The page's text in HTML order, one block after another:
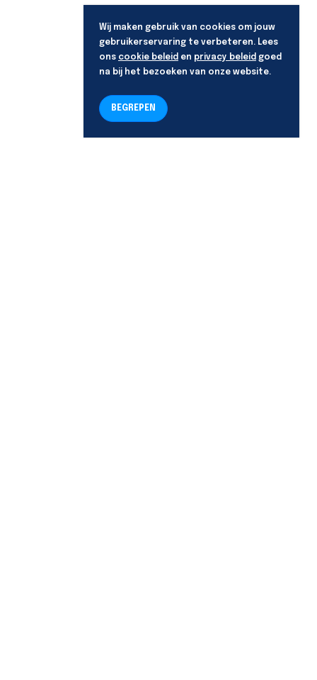
Wij maken gebruik van cookies om jouw
gebruikerservaring te verbeteren. Lees
ons cookie beleid en privacy beleid goed
na bij het bezoeken van onze website.
BEGREPEN